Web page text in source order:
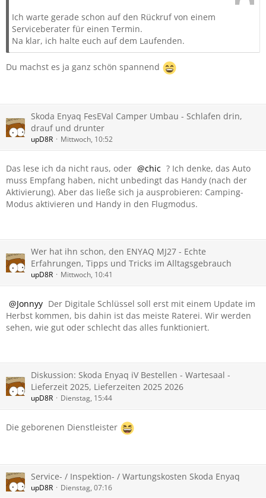
Ich warte gerade schon auf den Rückruf von einem
Serviceberater für einen Termin.
Na klar, ich halte euch auf dem Laufenden.
Du machst es ja ganz schön spannend
Skoda Enyaq FesEVal Camper Umbau - Schlafen drin,
drauf und drunter
upD8R Mittwoch, 10:52
Das lese ich da nicht raus, oder chic ? Ich denke, das Auto
muss Empfang haben, nicht unbedingt das Handy (nach der
Aktivierung). Aber das ließe sich ja ausprobieren: Camping-
Modus aktivieren und Handy in den Flugmodus.
Wer hat ihn schon, den ENYAQ MJ27 - Echte
Erfahrungen, Tipps und Tricks im Alltagsgebrauch
upD8R Mittwoch, 10:41
Jonnyy Der Digitale Schlüssel soll erst mit einem Update im
Herbst kommen, bis dahin ist das meiste Raterei. Wir werden
sehen, wie gut oder schlecht das alles funktioniert.
Diskussion: Skoda Enyaq iV Bestellen - Wartesaal -
Lieferzeit 2025, Lieferzeiten 2025 2026
upD8R Dienstag, 15:44
Die geborenen Dienstleister
Service- / Inspektion- / Wartungskosten Skoda Enyaq
upD8R Dienstag, 07:16